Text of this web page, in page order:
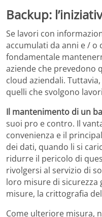
Backup:
Se lavori con
accumulati da anni e / o
fondamentale
aziende che prevedono
cloud aziendali.
quelli che svolgono
Il mantenimento di un
suoi pro e contro. Il
convenienza e il
dei dati, quando li si
ridurre il pericolo di
rivolgersi al servizio di
loro misure di
misure, la crittografia
Come ulteriore misura,